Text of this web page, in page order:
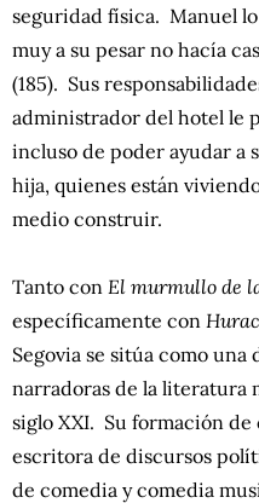
seguridad física. Manuel
muy a su pesar no hacía
(185). Sus
administrador del hotel le
incluso de poder ayudar a
hija, quienes están
medio construir.
Tanto con El murmullo de
específicamente con
Segovia se sitúa como una
narradoras de la literatura
siglo XXI. Su formación de
escritora de discursos
de comedia y comedia